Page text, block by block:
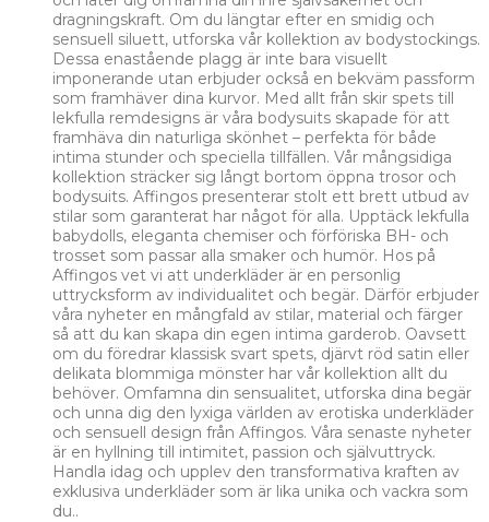
dragningskraft. Om du längtar efter en smidig och
sensuell siluett, utforska vår kollektion av bodystockings.
Dessa enastående plagg är inte bara visuellt
imponerande utan erbjuder också en bekväm passform
som framhäver dina kurvor. Med allt från skir spets till
lekfulla remdesigns är våra bodysuits skapade för att
framhäva din naturliga skönhet – perfekta för både
intima stunder och speciella tillfällen. Vår mångsidiga
kollektion sträcker sig långt bortom öppna trosor och
bodysuits. Affingos presenterar stolt ett brett utbud av
stilar som garanterat har något för alla. Upptäck lekfulla
babydolls, eleganta chemiser och förföriska BH- och
trosset som passar alla smaker och humör. Hos på
Affingos vet vi att underkläder är en personlig
uttrycksform av individualitet och begär. Därför erbjuder
våra nyheter en mångfald av stilar, material och färger
så att du kan skapa din egen intima garderob. Oavsett
om du föredrar klassisk svart spets, djärvt röd satin eller
delikata blommiga mönster har vår kollektion allt du
behöver. Omfamna din sensualitet, utforska dina begär
och unna dig den lyxiga världen av erotiska underkläder
och sensuell design från Affingos. Våra senaste nyheter
är en hyllning till intimitet, passion och självuttryck.
Handla idag och upplev den transformativa kraften av
exklusiva underkläder som är lika unika och vackra som
du..